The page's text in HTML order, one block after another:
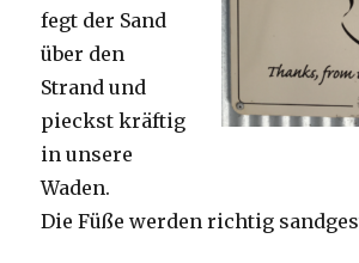
fegt der Sand
über den
Strand und
pieckst kräftig
in unsere
Waden.
Die Füße werden richtig